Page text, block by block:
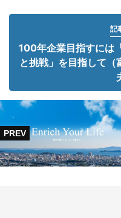
記
100年企業目指すには
と挑戦」を目指して